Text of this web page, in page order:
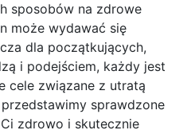
sposobów na zdrowe
może wydawać się
dla początkujących,
i podejściem, każdy jest
cele związane z utratą
sprawdzone
zdrowo i skutecznie